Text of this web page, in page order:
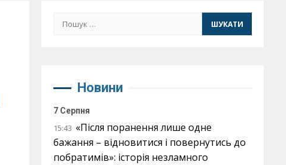
Пошук:
Новини
7 Серпня
15:43 «Після поранення лише одне
бажання – відновитися і повернутись до
побратимів»: історія незламного